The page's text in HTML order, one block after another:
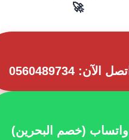
🚀
الآن: 0560489734
(خصم البحرين)